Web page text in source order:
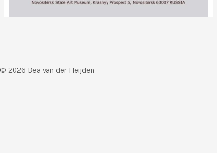
© 2026 Bea van der Heijden